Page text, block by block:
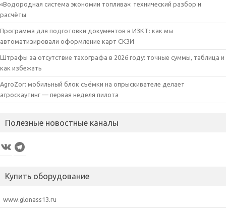
«Водородная система экономии топлива»: технический разбор и
расчёты
Программа для подготовки документов в ИЗКТ: как мы
автоматизировали оформление карт СКЗИ
Штрафы за отсутствие тахографа в 2026 году: точные суммы, таблица и
как избежать
AgroZor: мобильный блок съёмки на опрыскивателе делает
агроскаутинг — первая неделя пилота
Полезные новостные каналы
VK Telegram
Купить оборудование
www.glonass13.ru